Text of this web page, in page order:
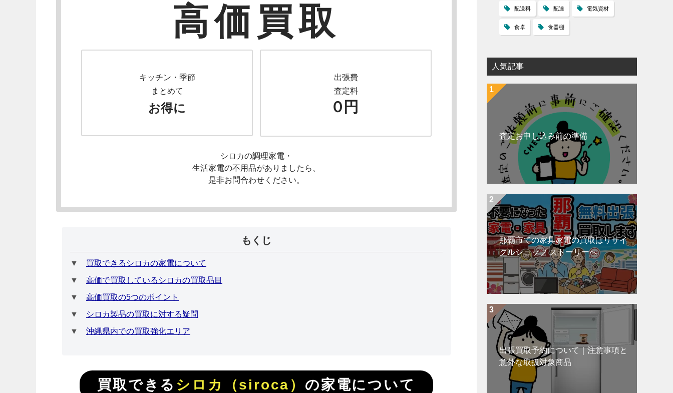
高価買取
キッチン・季節
まとめて
お得に
出張費
査定料
０円
シロカの調理家電・
生活家電の不用品がありましたら、
是非お問合わせください。
もくじ
▼ 買取できるシロカの家電について
▼ 高価で買取しているシロカの買取品目
▼ 高価買取の5つのポイント
▼
シロカ製品の買取に対する疑問
▼ 沖縄県内での買取強化エリア
買取できる シロカ（siroca） の家電について
配送料 配達 電気資材
食卓 食器棚
人気記事
査定お申し込み前の準備
那覇市での家具家電の買取はリサイ
クルショップ ストーリーへ
出張買取予約について｜注意事項と
意外な取扱対象商品